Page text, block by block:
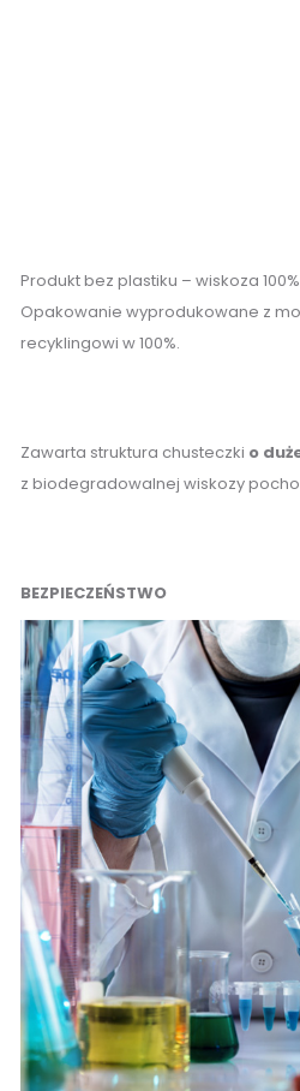
Produkt bez plastiku – wiskoza
Opakowanie wyprodukowane z
recyklingowi w 100%.
Zawarta struktura chusteczki o
z biodegradowalnej wiskozy
BEZPIECZEŃSTWO